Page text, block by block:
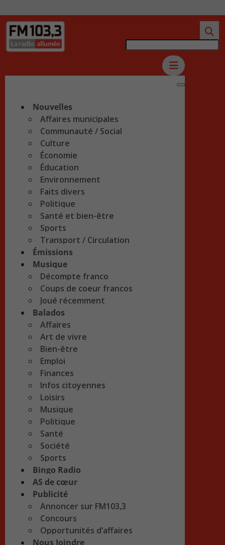
Nouvelles
Affaires municipales
Communauté / Social
Culture
Économie
Éducation
Environnement
Faits divers
Politique
Santé et bien-être
Sports
Transport / Circulation
Émissions
Musique
Décompte franco
Coups de coeur francos
Joué récemment
Balados
Affaires
Art de vivre
Bien-être
Emploi
Finances
Infos citoyennes
Loisirs
Musique
Politique
Santé
Société
Sports
Bingo Radio
AS de cœur
Publicité
Annoncer sur FM103,3
Concours
Opportunités d’affaires
Nous Joindre